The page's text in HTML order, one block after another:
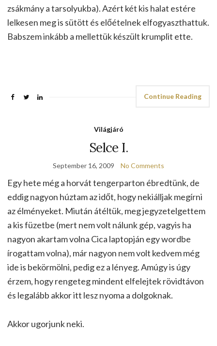
zsákmány a tarsolyukba). Azért két kis halat estére
lelkesen meg is sütött és előételnek elfogyaszthattuk.
Babszem inkább a mellettük készült krumplit ette.
Continue Reading
Világjáró
Selce I.
September 16, 2009 No Comments
Egy hete még a horvát tengerparton ébredtünk, de
eddig nagyon húztam az időt, hogy nekiálljak megírni
az élményeket. Miután átéltük, meg jegyzetelgettem
a kis füzetbe (mert nem volt nálunk gép, vagyis ha
nagyon akartam volna Cica laptopján egy wordbe
írogattam volna), már nagyon nem volt kedvem még
ide is bekörmölni, pedig ez a lényeg. Amúgy is úgy
érzem, hogy rengeteg mindent elfelejtek rövidtávon
és legalább akkor itt lesz nyoma a dolgoknak.
Akkor ugorjunk neki.